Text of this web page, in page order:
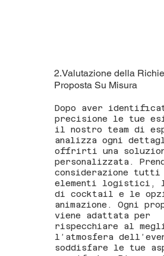
2.Valutazione della
Proposta Su Misura
Dopo aver
precisione le tue
il nostro team di
analizza ogni
offrirti una
personalizzata.
considerazione
elementi logistici,
di cocktail e le
animazione. Ogni
viene adattata per
rispecchiare al
l’atmosfera
soddisfare le tue